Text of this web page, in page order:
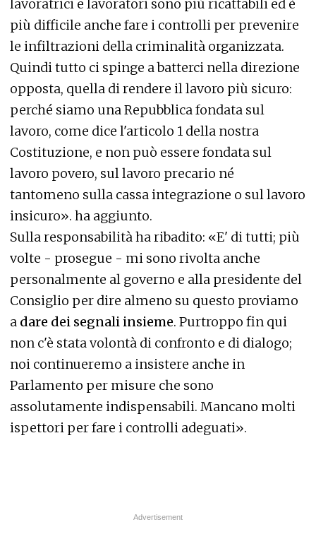
lavoratrici e lavoratori sono più ricattabili ed è
più difficile anche fare i controlli per prevenire
le infiltrazioni della criminalità organizzata.
Quindi tutto ci spinge a batterci nella direzione
opposta, quella di rendere il lavoro più sicuro:
perché siamo una Repubblica fondata sul
lavoro, come dice l'articolo 1 della nostra
Costituzione, e non può essere fondata sul
lavoro povero, sul lavoro precario né
tantomeno sulla cassa integrazione o sul lavoro
insicuro». ha aggiunto.
Sulla responsabilità ha ribadito: «E' di tutti; più
volte - prosegue - mi sono rivolta anche
personalmente al governo e alla presidente del
Consiglio per dire almeno su questo proviamo
a dare dei segnali insieme. Purtroppo fin qui
non c'è stata volontà di confronto e di dialogo;
noi continueremo a insistere anche in
Parlamento per misure che sono
assolutamente indispensabili. Mancano molti
ispettori per fare i controlli adeguati».